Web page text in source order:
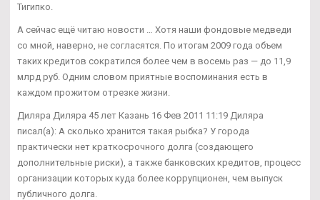
Тигипко.
А сейчас ещё читаю новости … Хотя наши фондовые медведи
со мной, наверно, не согласятся. По итогам 2009 года объем
таких кредитов сократился более чем в восемь раз — до 11,9
млрд руб. Одним словом приятные воспоминания есть в
каждом прожитом отрезке жизни.
Диляра Диляра 45 лет Казань 16 Фев 2011 11:19 Диляра
писал(а): А сколько хранится такая рыбка? У города
практически нет краткосрочного долга (создающего
дополнительные риски), а также банковских кредитов, процесс
организации которых куда более коррупционен, чем выпуск
публичного долга.